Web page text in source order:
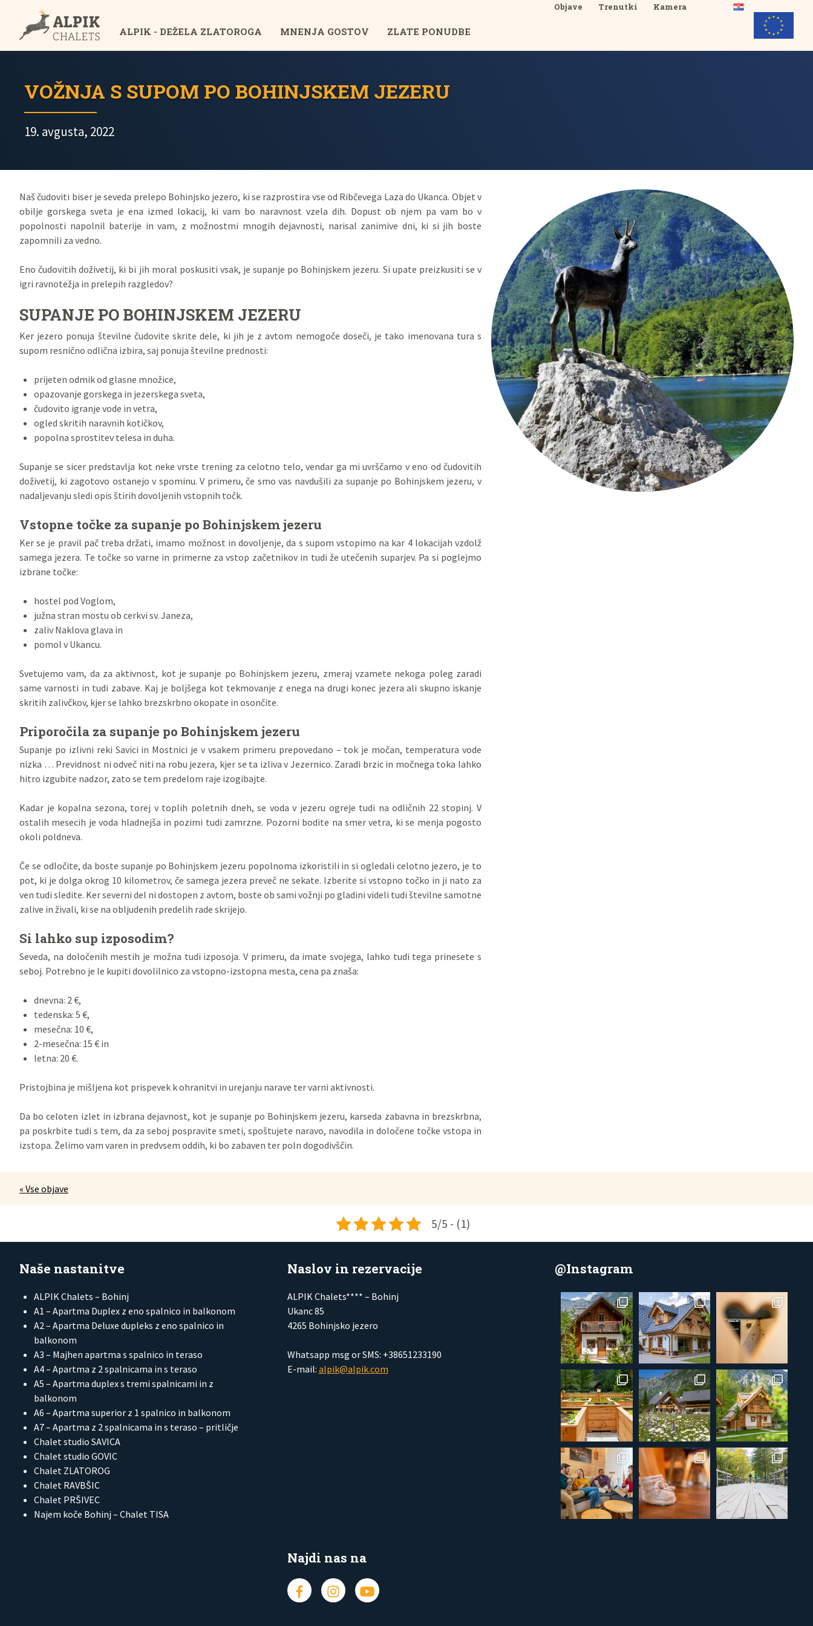
ALPIK - DEŽELA ZLATOROGA MNENJA GOSTOV ZLATE PONUDBE
Objave Trenutki Kamera
VOŽNJA S SUPOM PO BOHINJSKEM JEZERU
19. avgusta, 2022
Naš čudoviti biser je seveda prelepo Bohinjsko jezero, ki se razprostira vse od Ribčevega Laza do Ukanca. Objet v
obilje gorskega sveta je ena izmed lokacij, ki vam bo naravnost vzela dih. Dopust ob njem pa vam bo v
popolnosti napolnil baterije in vam, z možnostmi mnogih dejavnosti, narisal zanimive dni, ki si jih boste
zapomnili za vedno.
Eno čudovitih doživetij, ki bi jih moral poskusiti vsak, je supanje po Bohinjskem jezeru. Si upate preizkusiti se v
igri ravnotežja in prelepih razgledov?
SUPANJE PO BOHINJSKEM JEZERU
Ker jezero ponuja številne čudovite skrite dele, ki jih je z avtom nemogoče doseči, je tako imenovana tura s
supom resnično odlična izbira, saj ponuja številne prednosti:
prijeten odmik od glasne množice,
opazovanje gorskega in jezerskega sveta,
čudovito igranje vode in vetra,
ogled skritih naravnih kotičkov,
popolna sprostitev telesa in duha.
Supanje se sicer predstavlja kot neke vrste trening za celotno telo, vendar ga mi uvrščamo v eno od čudovitih
doživetij, ki zagotovo ostanejo v spominu. V primeru, če smo vas navdušili za supanje po Bohinjskem jezeru, v
nadaljevanju sledi opis štirih dovoljenih vstopnih točk.
Vstopne točke za supanje po Bohinjskem jezeru
Ker se je pravil pač treba držati, imamo možnost in dovoljenje, da s supom vstopimo na kar 4 lokacijah vzdolž
samega jezera. Te točke so varne in primerne za vstop začetnikov in tudi že utečenih suparjev. Pa si poglejmo
izbrane točke:
hostel pod Voglom,
južna stran mostu ob cerkvi sv. Janeza,
zaliv Naklova glava in
pomol v Ukancu.
Svetujemo vam, da za aktivnost, kot je supanje po Bohinjskem jezeru, zmeraj vzamete nekoga poleg zaradi
same varnosti in tudi zabave. Kaj je boljšega kot tekmovanje z enega na drugi konec jezera ali skupno iskanje
skritih zalivčkov, kjer se lahko brezskrbno okopate in osončite.
Priporočila za supanje po Bohinjskem jezeru
Supanje po izlivni reki Savici in Mostnici je v vsakem primeru prepovedano – tok je močan, temperatura vode
nizka … Previdnost ni odveč niti na robu jezera, kjer se ta izliva v Jezernico. Zaradi brzic in močnega toka lahko
hitro izgubite nadzor, zato se tem predelom raje izogibajte.
Kadar je kopalna sezona, torej v toplih poletnih dneh, se voda v jezeru ogreje tudi na odličnih 22 stopinj. V
ostalih mesecih je voda hladnejša in pozimi tudi zamrzne. Pozorni bodite na smer vetra, ki se menja pogosto
okoli poldneva.
Če se odločite, da boste supanje po Bohinjskem jezeru popolnoma izkoristili in si ogledali celotno jezero, je to
pot, ki je dolga okrog 10 kilometrov, če samega jezera preveč ne sekate. Izberite si vstopno točko in ji nato za
ven tudi sledite. Ker severni del ni dostopen z avtom, boste ob sami vožnji po gladini videli tudi številne samotne
zalive in živali, ki se na obljudenih predelih rade skrijejo.
Si lahko sup izposodim?
Seveda, na določenih mestih je možna tudi izposoja. V primeru, da imate svojega, lahko tudi tega prinesete s
seboj. Potrebno je le kupiti dovolilnico za vstopno-izstopna mesta, cena pa znaša:
dnevna: 2 €,
tedenska: 5 €,
mesečna: 10 €,
2-mesečna: 15 € in
letna: 20 €.
Pristojbina je mišljena kot prispevek k ohranitvi in urejanju narave ter varni aktivnosti.
Da bo celoten izlet in izbrana dejavnost, kot je supanje po Bohinjskem jezeru, karseda zabavna in brezskrbna,
pa poskrbite tudi s tem, da za seboj pospravite smeti, spoštujete naravo, navodila in določene točke vstopa in
izstopa. Želimo vam varen in predvsem oddih, ki bo zabaven ter poln dogodivščin.
« Vse objave
5/5 - (1)
Naše nastanitve
ALPIK Chalets – Bohinj
A1 – Apartma Duplex z eno spalnico in balkonom
A2 – Apartma Deluxe dupleks z eno spalnico in
balkonom
A3 – Majhen apartma s spalnico in teraso
A4 – Apartma z 2 spalnicama in s teraso
A5 – Apartma duplex s tremi spalnicami in z
balkonom
A6 – Apartma superior z 1 spalnico in balkonom
A7 – Apartma z 2 spalnicama in s teraso – pritličje
Chalet studio SAVICA
Chalet studio GOVIC
Chalet ZLATOROG
Chalet RAVBŠIC
Chalet PRŠIVEC
Najem koče Bohinj – Chalet TISA
Naslov in rezervacije
ALPIK Chalets**** – Bohinj
Ukanc 85
4265 Bohinjsko jezero
Whatsapp msg or SMS: +38651233190
E-mail: alpik@alpik.com
@Instagram
Najdi nas na